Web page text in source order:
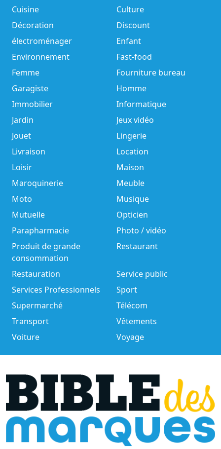
Cuisine
Culture
Décoration
Discount
électroménager
Enfant
Environnement
Fast-food
Femme
Fourniture bureau
Garagiste
Homme
Immobilier
Informatique
Jardin
Jeux vidéo
Jouet
Lingerie
Livraison
Location
Loisir
Maison
Maroquinerie
Meuble
Moto
Musique
Mutuelle
Opticien
Parapharmacie
Photo / vidéo
Produit de grande
consommation
Restaurant
Restauration
Service public
Services Professionnels
Sport
Supermarché
Télécom
Transport
Vêtements
Voiture
Voyage